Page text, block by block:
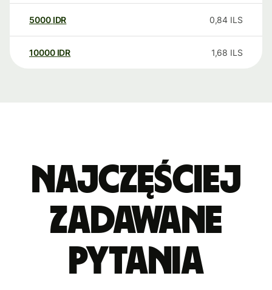
5000 IDR 0,84 ILS
10000 IDR 1,68 ILS
Najczęściej
zadawane
pytania